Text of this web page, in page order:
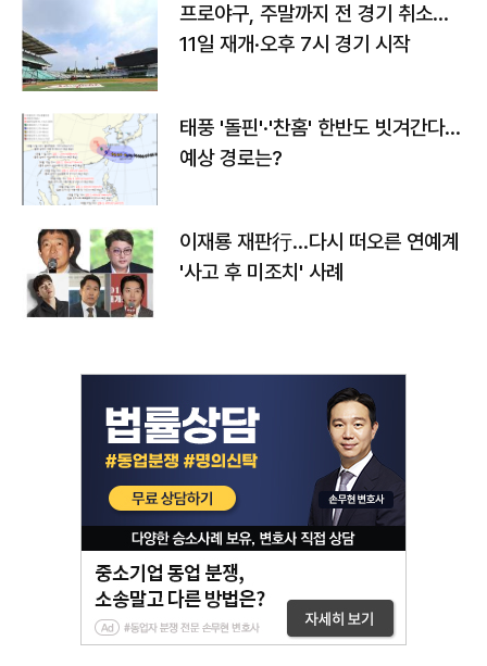
프로야구, 주말까지 전 경기 취소…
11일 재개·오후 7시 경기 시작
태풍 '돌핀'·'찬홈' 한반도 빗겨간다…
예상 경로는?
이재룡 재판行…다시 떠오른 연예계
'사고 후 미조치' 사례